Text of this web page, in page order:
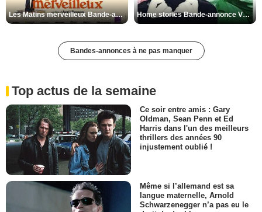
Les Matins merveilleux Bande-annonce VF Home stories Bande-annonce VO STFR
Bandes-annonces à ne pas manquer
Top actus de la semaine
Ce soir entre amis : Gary
Oldman, Sean Penn et Ed
Harris dans l'un des meilleurs
thrillers des années 90
injustement oublié !
Même si l’allemand est sa
langue maternelle, Arnold
Schwarzenegger n’a pas eu le